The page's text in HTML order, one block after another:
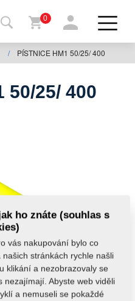
0
/ PÍSTNICE HM1 50/25/ 400
50/25/ 400
ho znáte (souhlas s
vás nakupování bylo co
stránkách rychle našli
klikání a nezobrazovaly se
nezajímají. Abyste web viděli
a nemuseli se pokaždé